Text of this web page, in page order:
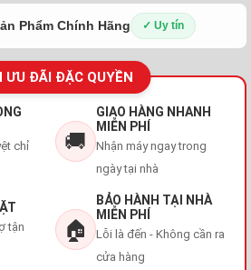
Phẩm Chính Hãng ✓ Uy tín
ƯU ĐÃI ĐẶC QUYỀN
chỉ
🚚
GIAO HÀNG NHANH
MIỄN PHÍ
Nhận máy ngay trong
ngày tại nhà
tận
🏠
BẢO HÀNH TẠI NHÀ
MIỄN PHÍ
Lỗi là đến - Không cần ra
cửa hàng